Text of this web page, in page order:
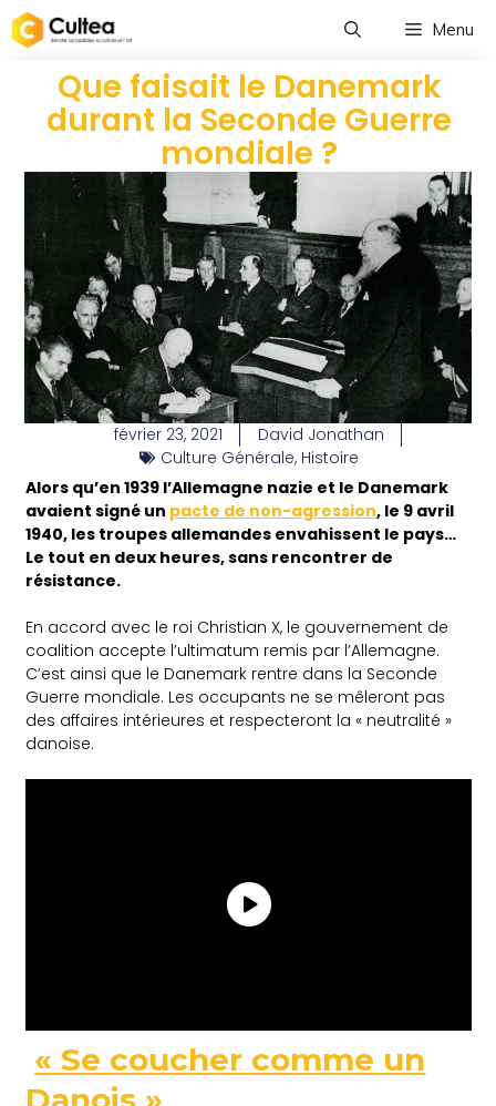
Menu
Que faisait le Danemark
durant la Seconde Guerre
mondiale ?
février 23, 2021
David Jonathan
Culture Générale, Histoire
Alors qu’en 1939 l’Allemagne nazie et le Danemark
avaient signé un pacte de non-agression, le 9 avril
1940, les troupes allemandes envahissent le pays…
Le tout en deux heures, sans rencontrer de
résistance.
En accord avec le roi Christian X, le gouvernement de
coalition accepte l’ultimatum remis par l’Allemagne.
C’est ainsi que le Danemark rentre dans la Seconde
Guerre mondiale. Les occupants ne se mêleront pas
des affaires intérieures et respecteront la « neutralité »
danoise.
« Se coucher comme un